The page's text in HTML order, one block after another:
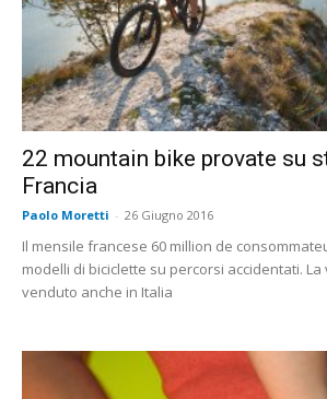
22 mountain bike provate su
Francia
Paolo Moretti - 26 Giugno 2016
Il mensile francese 60 million de
modelli di biciclette su percorsi accidentati. La
venduto anche in Italia